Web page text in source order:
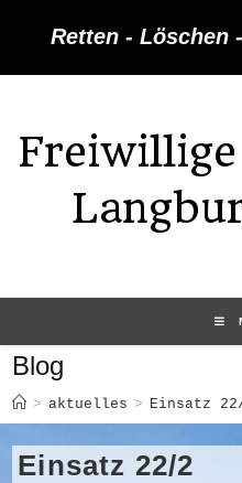
Retten - Löschen
Blog
> aktuelles > Einsatz
Einsatz 22/2